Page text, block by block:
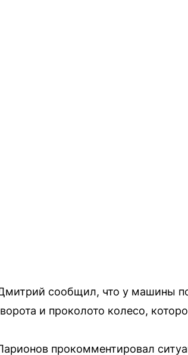
сообщил, что у машины
и проколото колесо,
прокомментировал